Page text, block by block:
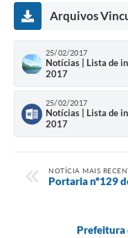
Arquivos
25/02/2017
Notícias | Lista de
2017
25/02/2017
Notícias | Lista de
2017
NOTÍCIA MAIS
Portaria nº129
Prefeitura